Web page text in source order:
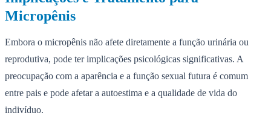
Micropênis
Embora o micropênis não afete diretamente a função urinária ou
reprodutiva, pode ter implicações psicológicas significativas. A
preocupação com a aparência e a função sexual futura é comum
entre pais e pode afetar a autoestima e a qualidade de vida do
indivíduo.